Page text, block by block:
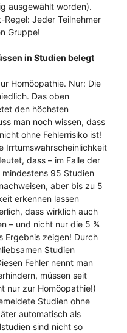
ausgewählt worden).
Jeder Teilnehmer
Gruppe!
in Studien belegt
Homöopathie. Nur: Die
Das oben
den höchsten
man noch wissen, dass
ohne Fehlerrisiko ist!
Irrtumswahrscheinlichkeit
dass – im Falle der
95 Studien
aber bis zu 5
erkennen lassen
dass wirklich auch
– und nicht nur die 5 %
Ergebnis zeigen! Durch
Studien
Fehler nennt man
müssen seit
nur zur Homöopathie!)
Studien ohne
automatisch als
sind nicht so